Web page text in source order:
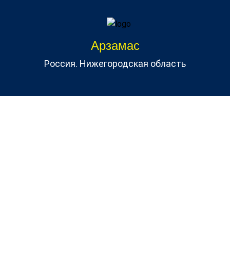
Арзамас
Россия. Нижегородская область